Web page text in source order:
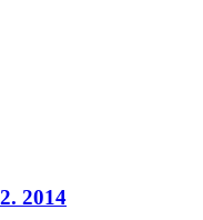
2014